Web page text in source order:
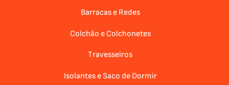
Barracas e Redes
Colchão e Colchonetes
Travesseiros
Isolantes e Saco de Dormir